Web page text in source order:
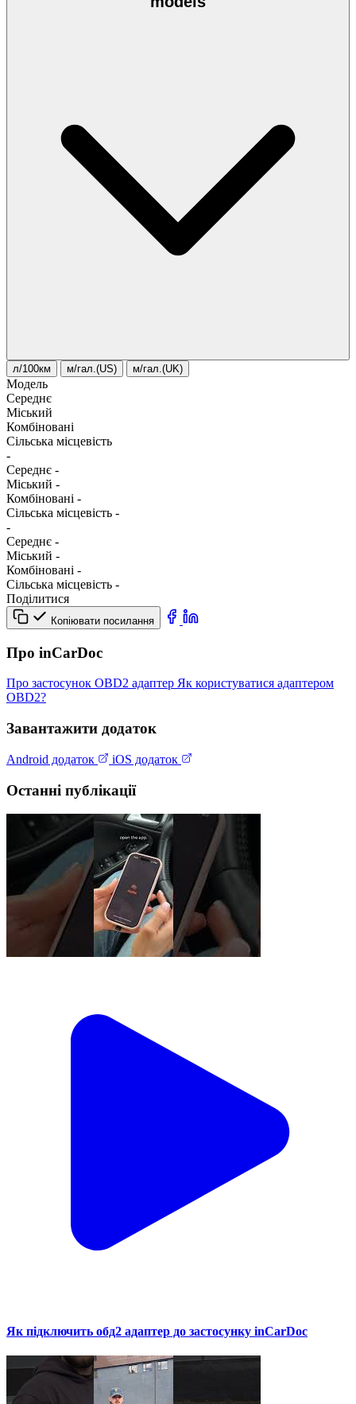
л/100км м/гал.(US) м/гал.(UK)
Модель
Середнє
Міський
Комбіновані
Сільська місцевість
-
Середнє -
Міський -
Комбіновані -
Сільська місцевість -
-
Середнє -
Міський -
Комбіновані -
Сільська місцевість -
Поділитися
Копіювати посилання
Про inCarDoc
Про застосунок OBD2 адаптер Як користуватися адаптером
OBD2?
Завантажити додаток
Android додаток iOS додаток
Останні публікації
Як підключить обд2 адаптер до застосунку inCarDoc